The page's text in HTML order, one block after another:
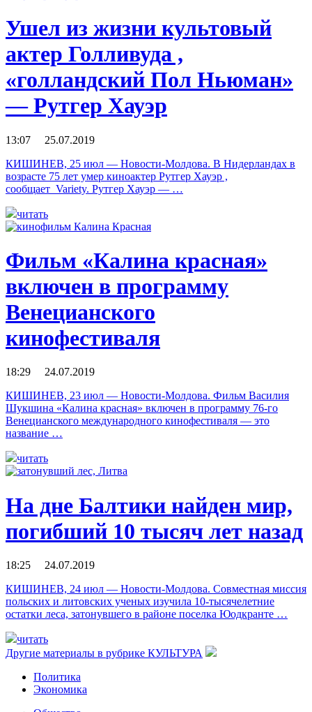
Ушел из жизни культовый
актер Голливуда ,
«голландский Пол Ньюман»
— Рутгер Хауэр
13:07 25.07.2019
КИШИНЕВ, 25 июл — Новости-Молдова. В Нидерландах в
возрасте 75 лет умер киноактер Рутгер Хауэр ,
сообщает Variety. Рутгер Хауэр — …
читать
Фильм «Калина красная»
включен в программу
Венецианского
кинофестиваля
18:29 24.07.2019
КИШИНЕВ, 23 июл — Новости-Молдова. Фильм Василия
Шукшина «Калина красная» включен в программу 76-го
Венецианского международного кинофестиваля — это
название …
читать
На дне Балтики найден мир,
погибший 10 тысяч лет назад
18:25 24.07.2019
КИШИНЕВ, 24 июл — Новости-Молдова. Совместная миссия
польских и литовских ученых изучила 10-тысячелетние
остатки леса, затонувшего в районе поселка Юодкранте …
читать
Другие материалы в рубрике КУЛЬТУРА
Политика
Экономика